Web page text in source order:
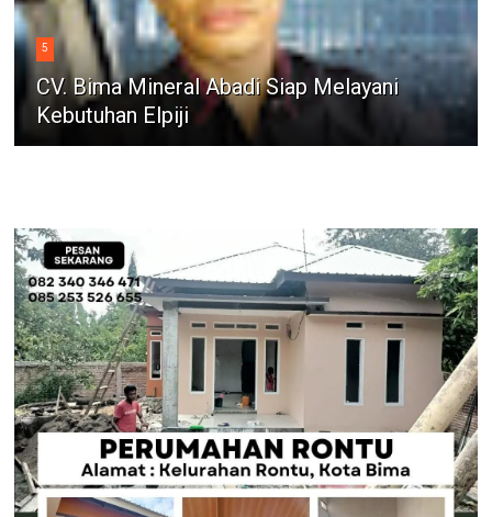
5
CV. Bima Mineral Abadi Siap Melayani
Kebutuhan Elpiji